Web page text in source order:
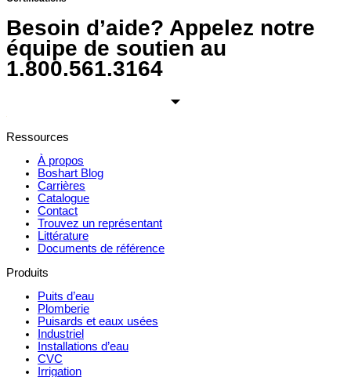
Besoin d’aide? Appelez notre
équipe de soutien au
1.800.561.3164
Ressources
À propos
Boshart Blog
Carrières
Catalogue
Contact
Trouvez un représentant
Littérature
Documents de référence
Produits
Puits d’eau
Plomberie
Puisards et eaux usées
Industriel
Installations d’eau
CVC
Irrigation